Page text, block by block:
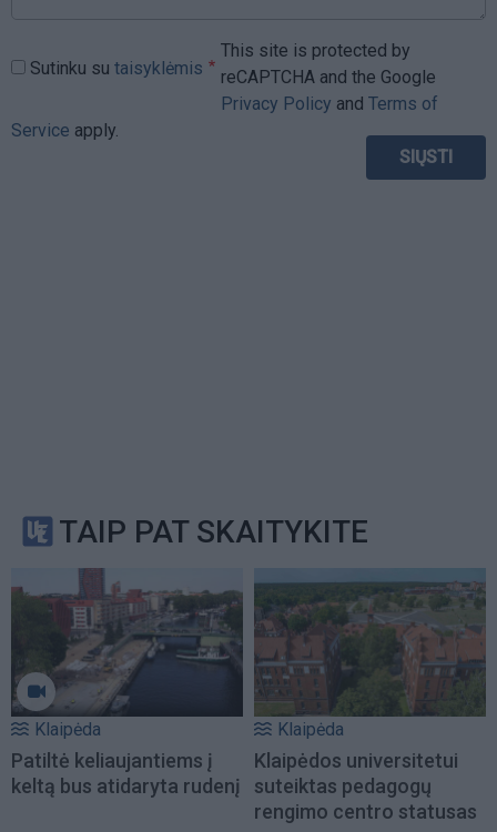
Sutinku su taisyklėmis
This site is protected by
reCAPTCHA and the Google
Privacy Policy and Terms of
Service apply.
TAIP PAT SKAITYKITE
Klaipėda
Patiltė keliaujantiems į
keltą bus atidaryta rudenį
Klaipėda
Klaipėdos universitetui
suteiktas pedagogų
rengimo centro statusas